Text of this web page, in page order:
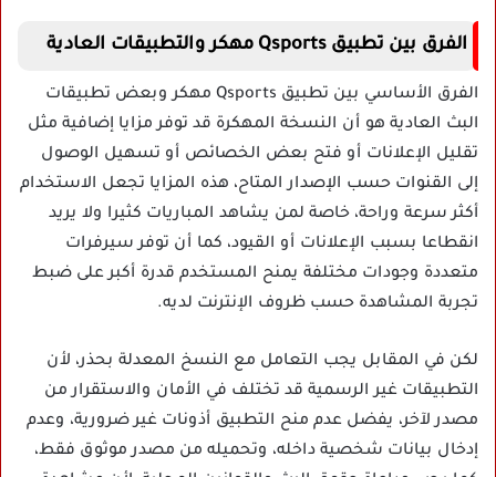
الفرق بين تطبيق Qsports مهكر والتطبيقات العادية
الفرق الأساسي بين تطبيق Qsports مهكر وبعض تطبيقات
البث العادية هو أن النسخة المهكرة قد توفر مزايا إضافية مثل
تقليل الإعلانات أو فتح بعض الخصائص أو تسهيل الوصول
إلى القنوات حسب الإصدار المتاح، هذه المزايا تجعل الاستخدام
أكثر سرعة وراحة، خاصة لمن يشاهد المباريات كثيرا ولا يريد
انقطاعا بسبب الإعلانات أو القيود، كما أن توفر سيرفرات
متعددة وجودات مختلفة يمنح المستخدم قدرة أكبر على ضبط
تجربة المشاهدة حسب ظروف الإنترنت لديه.
لكن في المقابل يجب التعامل مع النسخ المعدلة بحذر، لأن
التطبيقات غير الرسمية قد تختلف في الأمان والاستقرار من
مصدر لآخر، يفضل عدم منح التطبيق أذونات غير ضرورية، وعدم
إدخال بيانات شخصية داخله، وتحميله من مصدر موثوق فقط،